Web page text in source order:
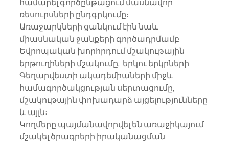
համարել գործընթացում մասնավոր
ռեսուրսների ընդգրկումը:
Առաջարկների ցանկում էին նաև
միասնական ջանքերի գործադրմամբ
Եվրոպական խորհրդում մշակութային
երթուղիների մշակումը,  երկու երկրների
Գեղարվեստի ակադեմիաների միջև
համագործակցության սերտացումը,
մշակութային փոխադարձ այցելությունները
և այլն:
Կողմերը պայմանավորվել են առաջիկայում
մշակել ծրագրերի իրականացման